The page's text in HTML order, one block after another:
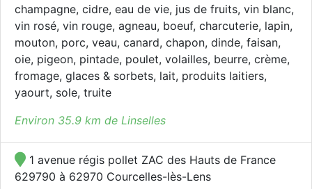
champagne, cidre, eau de vie, jus de fruits, vin blanc,
vin rosé, vin rouge, agneau, boeuf, charcuterie, lapin,
mouton, porc, veau, canard, chapon, dinde, faisan,
oie, pigeon, pintade, poulet, volailles, beurre, crème,
fromage, glaces & sorbets, lait, produits laitiers,
yaourt, sole, truite
Environ 35.9 km de Linselles
1 avenue régis pollet ZAC des Hauts de France
629790 à 62970 Courcelles-lès-Lens